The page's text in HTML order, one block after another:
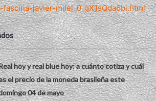
javier-milei_0_gX1sQda6bi.html
hoy y real blue hoy: a cuánto cotiza y cuál
el precio de la moneda brasileña este
04 de mayo